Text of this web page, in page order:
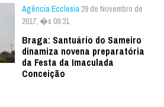
Agência Ecclesia 29 de Novembro de
2017, �s 09:31
Braga: Santuário do Sameiro
dinamiza novena preparatória
da Festa da Imaculada
Conceição